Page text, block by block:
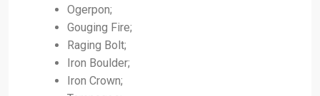
Ogerpon;
Gouging Fire;
Raging Bolt;
Iron Boulder;
Iron Crown;